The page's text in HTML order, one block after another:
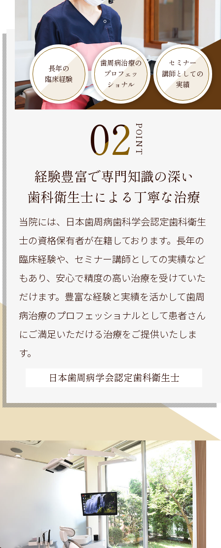
02POINT
経験豊富で専門知識の深い
歯科衛生士による丁寧な治療
当院には、日本歯周病歯科学会認定歯科衛生
士の資格保有者が在籍しております。長年の
臨床経験や、セミナー講師としての実績など
もあり、安心で精度の高い治療を受けていた
だけます。豊富な経験と実績を活かして歯周
病治療のプロフェッショナルとして患者さん
にご満足いただける治療をご提供いたしま
す。
日本歯周病学会認定歯科衛生士
長年の
臨床経験
歯周病治療の
プロフェッ
ショナル
セミナー
講師としての
実績